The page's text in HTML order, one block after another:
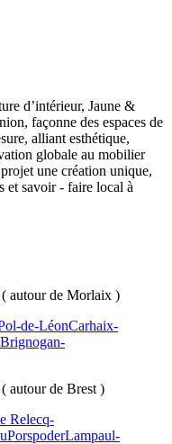
d’intérieur, Jaune &
façonne des espaces de
alliant esthétique,
globale au mobilier
une création unique,
et savoir - faire local à
autour de Morlaix )
de-LéonCarhaix-
autour de Brest )
Relecq-
PorspoderLampaul-